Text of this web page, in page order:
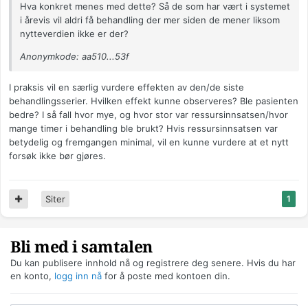
Hva konkret menes med dette? Så de som har vært i systemet
i årevis vil aldri få behandling der mer siden de mener liksom
nytteverdien ikke er der?
Anonymkode: aa510...53f
I praksis vil en særlig vurdere effekten av den/de siste
behandlingsserier. Hvilken effekt kunne observeres? Ble pasienten
bedre? I så fall hvor mye, og hvor stor var ressursinnsatsen/hvor
mange timer i behandling ble brukt? Hvis ressursinnsatsen var
betydelig og fremgangen minimal, vil en kunne vurdere at et nytt
forsøk ikke bør gjøres.
1
Siter
Bli med i samtalen
Du kan publisere innhold nå og registrere deg senere. Hvis du har
en konto, logg inn nå for å poste med kontoen din.